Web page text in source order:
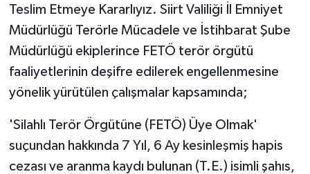
Teslim Etmeye Kararlıyız. Siirt Valiliği İl Emniyet
Müdürlüğü Terörle Mücadele ve İstihbarat Şube
Müdürlüğü ekiplerince FETÖ terör örgütü
faaliyetlerinin deşifre edilerek engellenmesine
yönelik yürütülen çalışmalar kapsamında;
'Silahlı Terör Örgütüne (FETÖ) Üye Olmak'
suçundan hakkında 7 Yıl, 6 Ay kesinleşmiş hapis
cezası ve aranma kaydı bulunan (T.E.) isimli şahıs,